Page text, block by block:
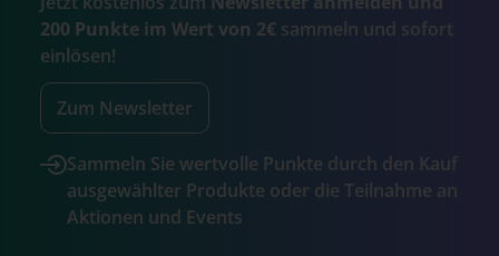
200 Punkte im Wert von 2€ sammeln und sofort
einlösen!
Zum Newsletter
Sammeln Sie wertvolle Punkte durch den Kauf
ausgewählter Produkte oder die Teilnahme an
Aktionen und Events